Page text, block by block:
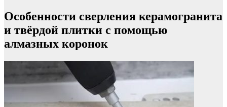
Особенности сверления керамогранита
и твёрдой плитки с помощью
алмазных коронок